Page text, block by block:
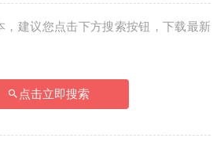
，建议您点击下方搜索按钮，下载最新
点击立即搜索